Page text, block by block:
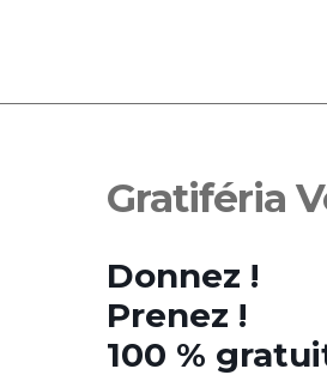
Gratiféria
Donnez !
Prenez !
100 %